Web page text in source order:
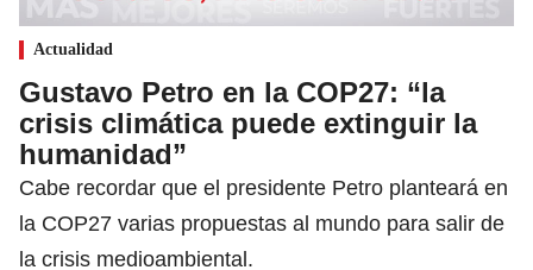
Actualidad
Gustavo Petro en la COP27: “la
crisis climática puede extinguir la
humanidad”
Cabe recordar que el presidente Petro planteará en
la COP27 varias propuestas al mundo para salir de
la crisis medioambiental.